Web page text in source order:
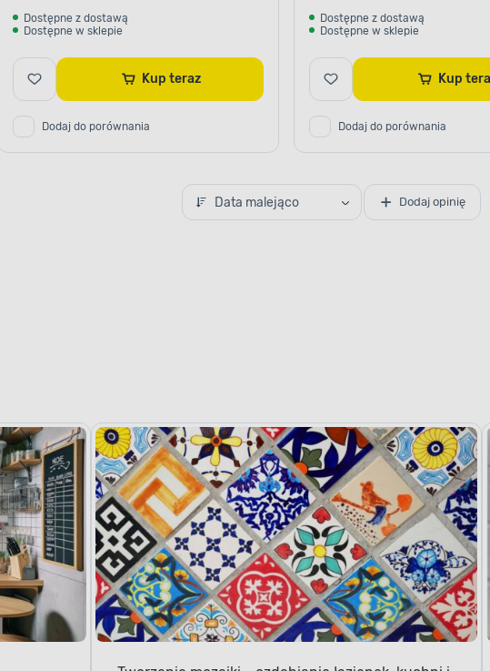
Dostępne z dostawą
Dostępne w sklepie
Kup teraz
Dodaj do porównania
Dostępne z dostawą
Dostępne w sklepie
Kup
Dodaj do porównania
Data malejąco Dodaj opinię